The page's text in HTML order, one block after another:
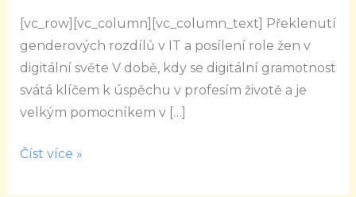
[vc_row][vc_column][vc_column_text] Překlenutí
genderových rozdílů v IT a posílení role žen v
digitální světe V době, kdy se digitální gramotnost
svátá klíčem k úspěchu v profesím životě a je
velkým pomocníkem v […]
Číst více »